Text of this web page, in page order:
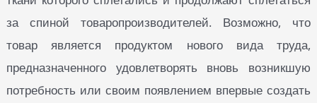
за спиной товаропроизводителей. Возможно, что
товар является продуктом нового вида труда,
предназначенного удовлетворять вновь возникшую
потребность или своим появлением впервые создать